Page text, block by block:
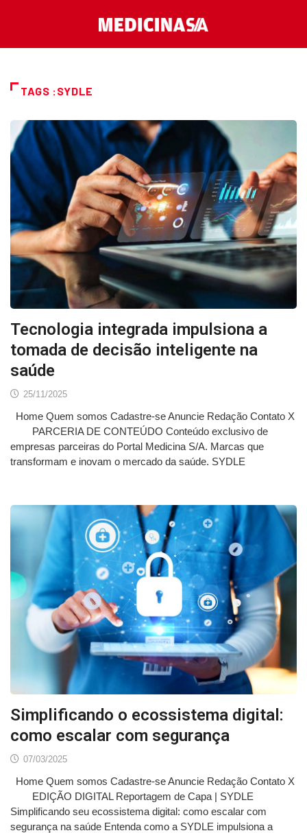
TAGS :SYDLE
Tecnologia integrada impulsiona a
tomada de decisão inteligente na
saúde
25/11/2025
Home Quem somos Cadastre-se Anuncie Redação Contato X
PARCERIA DE CONTEÚDO Conteúdo exclusivo de
empresas parceiras do Portal Medicina S/A. Marcas que
transformam e inovam o mercado da saúde. SYDLE
Simplificando o ecossistema digital:
como escalar com segurança
07/03/2025
Home Quem somos Cadastre-se Anuncie Redação Contato X
EDIÇÃO DIGITAL Reportagem de Capa | SYDLE
Simplificando seu ecossistema digital: como escalar com
segurança na saúde Entenda como a SYDLE impulsiona a